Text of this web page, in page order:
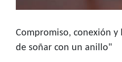
Compromiso, conexión y
de soñar con un anillo"